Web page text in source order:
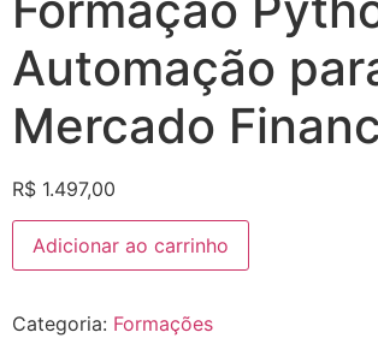
Automação
Mercado
R$ 1.497,00
Adicionar ao carrinho
Categoria: Formações